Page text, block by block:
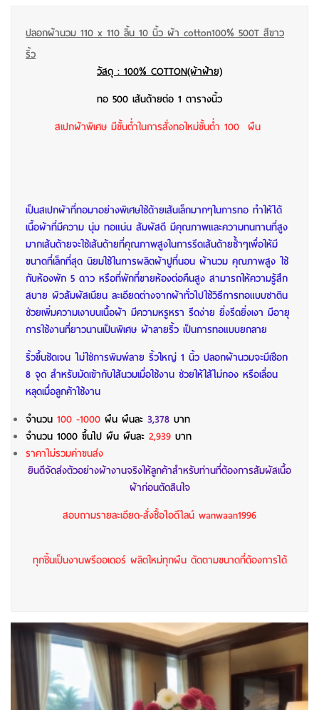
ปลอกผ้านวม 110 x 110 ลิ้น 10 นิ้ว ผ้า cotton100% 500T สีขาว
ริ้ว
วัสดุ : 100% COTTON(ผ้าฝ้าย)
ทอ 500 เส้นด้ายต่อ 1 ตารางนิ้ว
สเปกผ้าพิเศษ มีขั้นต่ำในการสั่งทอใหม่ขั้นต่ำ 100 ผืน
เป็นสเปกผ้าที่ทอมาอย่างพิเศษใช้ด้ายเส้นเล็กมากๆในการทอ ทำให้ได้
เนื้อผ้าที่มีความ นุ่ม ทอแน่น สัมผัสดี มีคุณภาพและความทนทานที่สูง
มากเส้นด้ายจะใช้เส้นด้ายที่คุณภาพสูงในการรีดเส้นด้ายซ้ำๆเพื่อให้มี
ขนาดที่เล็กที่สุด นิยมใช้ในการผลิตผ้าปูที่นอน ผ้านวม คุณภาพสูง ใช้
กับห้องพัก 5 ดาว หรือที่พักที่ขายห้องต่อคืนสูง สามารถให้ความรู้สึก
สบาย ผิวสัมผัสเนียน ละเอียดต่างจากผ้าทั่วไปใช้วิธีการทอแบบซาติน
ช่วยเพิ่มความเงาบนเนื้อผ้า มีความหรูหรา รีดง่าย ยิ่งรีดยิ่งเงา มีอายุ
การใช้งานที่ยาวนานเป็นพิเศษ ผ้าลายริ้ว เป็นการทอแบบยกลาย
ริ้วขึ้นชัดเจน ไม่ใช่การพิมพ์ลาย ริ้วใหญ่ 1 นิ้ว ปลอกผ้านวมจะมีเชือก
8 จุด สำหรับมัดเข้ากับใส้นวมเมื่อใช้งาน ช่วยให้ใส้ไม่กอง หรือเลื่อน
หลุดเมื่อลูกค้าใช้งาน
จำนวน 100 -1000 ผืน ผืนละ 3,378 บาท
จำนวน 1000 ขึ้นไป ผืน ผืนละ 2,939 บาท
ราคาไม่รวมค่าขนส่ง
ยินดีจัดส่งตัวอย่างผ้างานจริงให้ลูกค้าสำหรับท่านที่ต้องการสัมผัสเนื้อ
ผ้าก่อนตัดสินใจ
สอบถามรายละเอียด-สั่งซื้อไอดีไลน์ wanwaan1996
ทุกชิ้นเป็นงานพรีออเดอร์ ผลิตใหม่ทุกผืน ตัดตามขนาดที่ต้องการได้